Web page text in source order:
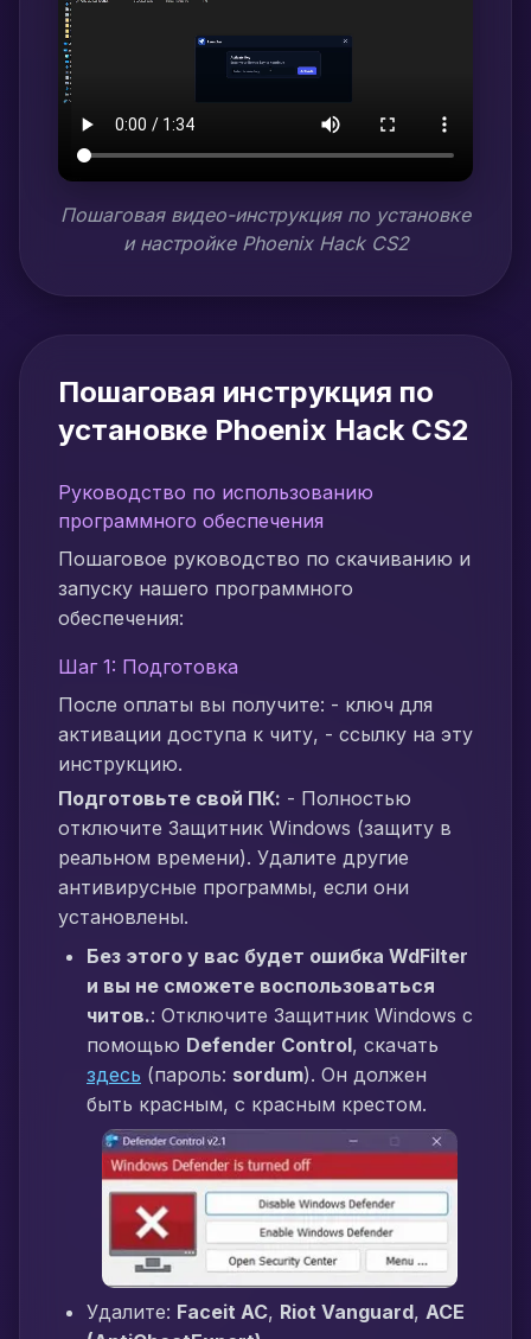
Пошаговая видео-инструкция по установке
и настройке Phoenix Hack CS2
Пошаговая инструкция по
установке Phoenix Hack CS2
Руководство по использованию
программного обеспечения
Пошаговое руководство по скачиванию и
запуску нашего программного
обеспечения:
Шаг 1: Подготовка
После оплаты вы получите: - ключ для
активации доступа к читу, - ссылку на эту
инструкцию.
Подготовьте свой ПК: - Полностью
отключите Защитник Windows (защиту в
реальном времени). Удалите другие
антивирусные программы, если они
установлены.
Без этого у вас будет ошибка WdFilter
и вы не сможете воспользоваться
читов.: Отключите Защитник Windows с
помощью Defender Control, скачать
здесь (пароль: sordum). Он должен
быть красным, с красным крестом.
Удалите: Faceit AC, Riot Vanguard, ACE